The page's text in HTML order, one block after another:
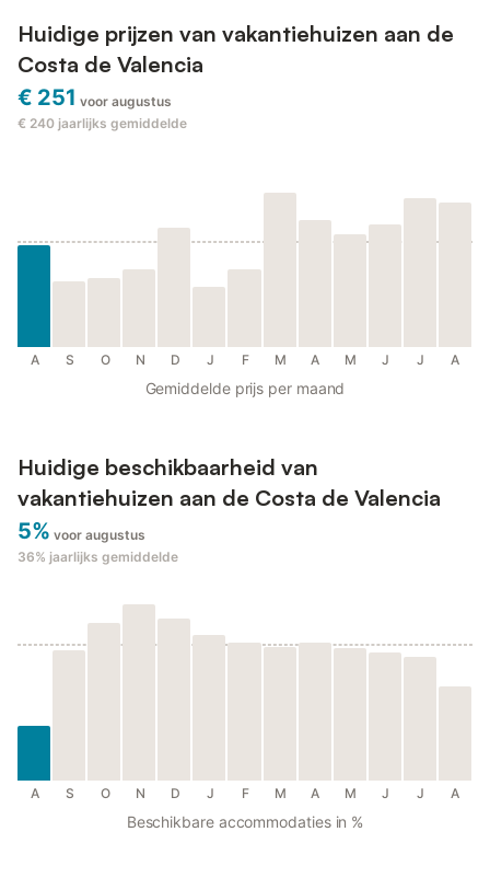
Huidige prijzen van vakantiehuizen aan de
Costa de Valencia
€ 251 voor augustus
€ 240 jaarlijks gemiddelde
A S O N D J F M A M J J A
Gemiddelde prijs per maand
Huidige beschikbaarheid van
vakantiehuizen aan de Costa de Valencia
5% voor augustus
36% jaarlijks gemiddelde
A S O N D J F M A M J J A
Beschikbare accommodaties in %